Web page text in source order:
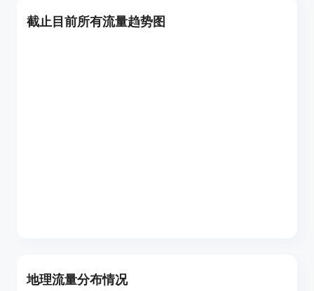
截止目前所有流量趋势图
地理流量分布情况